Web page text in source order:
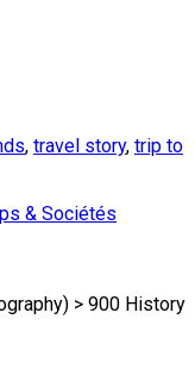
, travel story, trip to
& Sociétés
> 900 History